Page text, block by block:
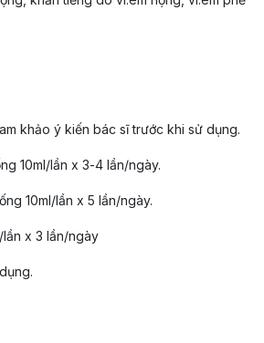
khảo ý kiến bác sĩ trước khi sử dụng.
10ml/lần x 3-4 lần/ngày.
10ml/lần x 5 lần/ngày.
x 3 lần/ngày